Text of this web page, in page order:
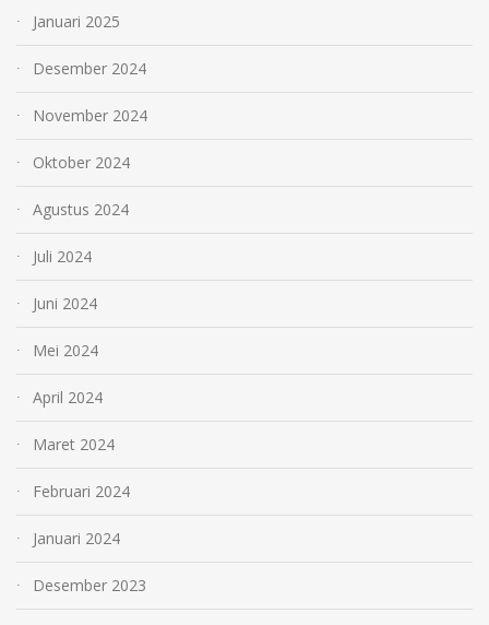
Januari 2025
Desember 2024
November 2024
Oktober 2024
Agustus 2024
Juli 2024
Juni 2024
Mei 2024
April 2024
Maret 2024
Februari 2024
Januari 2024
Desember 2023